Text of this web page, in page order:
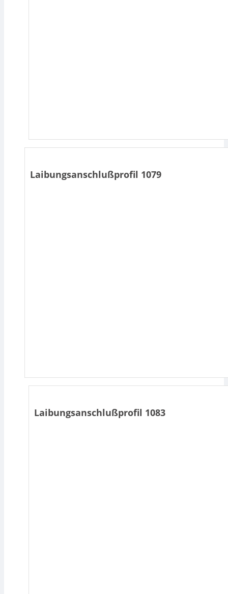
Laibungsanschlußprofil 1079
Laibungsanschlußprofil 1083